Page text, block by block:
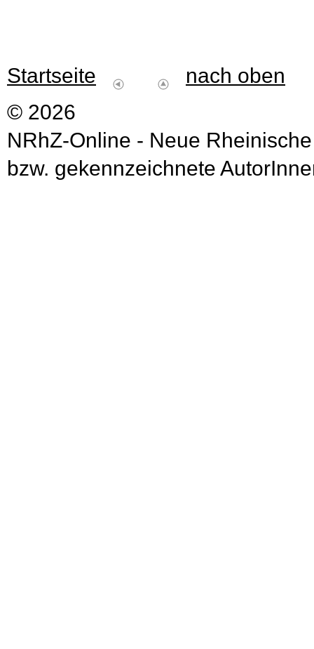
Startseite
nach oben
© 2026
NRhZ-Online - Neue
bzw. gekennzeichnete